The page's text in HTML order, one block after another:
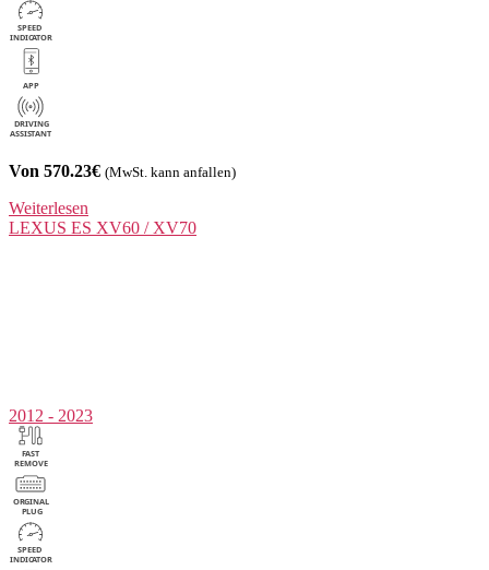
Von 570.23€ (MwSt. kann anfallen)
Weiterlesen
LEXUS ES XV60 / XV70
2012 - 2023